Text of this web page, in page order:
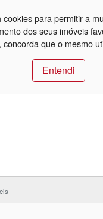
cookies para permitir a
dos seus imóveis
concorda que o mesmo
Entendi